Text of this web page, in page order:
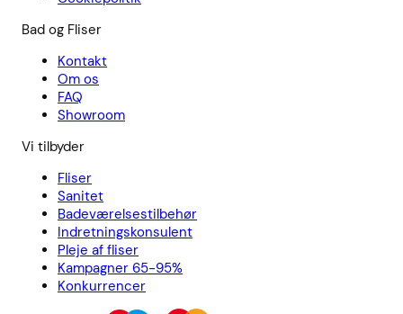
Bad og Fliser
Kontakt
Om os
FAQ
Showroom
Vi tilbyder
Fliser
Sanitet
Badeværelsestilbehør
Indretningskonsulent
Pleje af fliser
Kampagner 65-95%
Konkurrencer